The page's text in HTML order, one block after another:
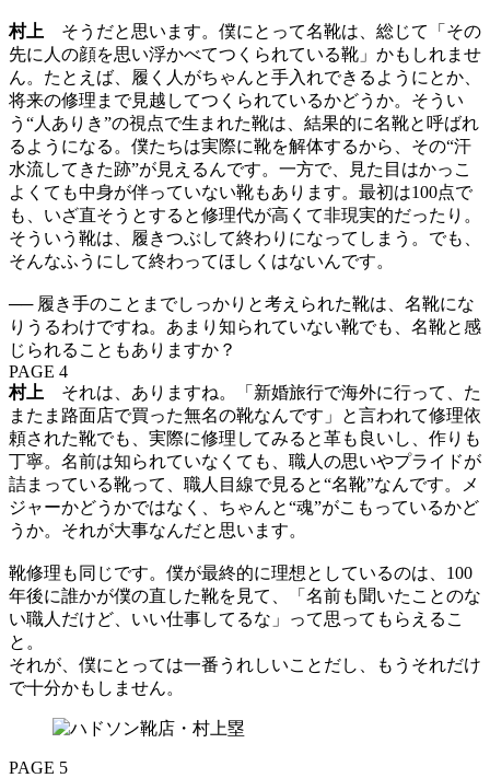
村上 そうだと思います。僕にとって名靴は、総じて「その
先に人の顔を思い浮かべてつくられている靴」かもしれませ
ん。たとえば、履く人がちゃんと手入れできるようにとか、
将来の修理まで見越してつくられているかどうか。そうい
う“人ありき”の視点で生まれた靴は、結果的に名靴と呼ばれ
るようになる。僕たちは実際に靴を解体するから、その“汗
水流してきた跡”が見えるんです。一方で、見た目はかっこ
よくても中身が伴っていない靴もあります。最初は100点で
も、いざ直そうとすると修理代が高くて非現実的だったり。
そういう靴は、履きつぶして終わりになってしまう。でも、
そんなふうにして終わってほしくはないんです。
── 履き手のことまでしっかりと考えられた靴は、名靴にな
りうるわけですね。あまり知られていない靴でも、名靴と感
じられることもありますか？
PAGE 4
村上 それは、ありますね。「新婚旅行で海外に行って、た
またま路面店で買った無名の靴なんです」と言われて修理依
頼された靴でも、実際に修理してみると革も良いし、作りも
丁寧。名前は知られていなくても、職人の思いやプライドが
詰まっている靴って、職人目線で見ると“名靴”なんです。メ
ジャーかどうかではなく、ちゃんと“魂”がこもっているかど
うか。それが大事なんだと思います。
靴修理も同じです。僕が最終的に理想としているのは、100
年後に誰かが僕の直した靴を見て、「名前も聞いたことのな
い職人だけど、いい仕事してるな」って思ってもらえるこ
と。
それが、僕にとっては一番うれしいことだし、もうそれだけ
で十分かもしません。
PAGE 5